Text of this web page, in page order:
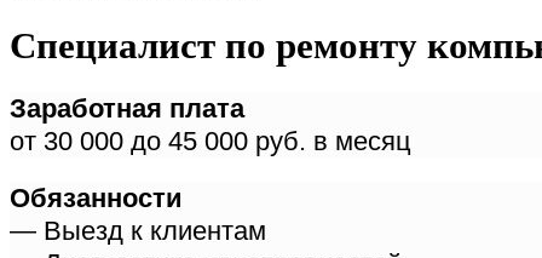
Специалист по ремонту
Заработная плата
от 30 000 до 45 000 руб. в месяц
Обязанности
— Выезд к клиентам